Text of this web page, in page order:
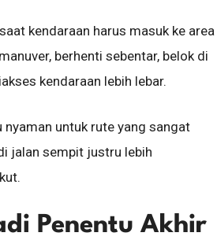
kendaraan harus masuk ke area
berhenti sebentar, belok di
kendaraan lebih lebar.
untuk rute yang sangat
jalan sempit justru lebih
Penentu Akhir